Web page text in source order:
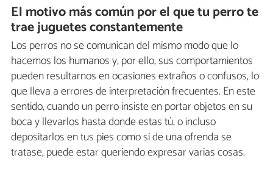
El motivo más común por el que tu perro te
trae juguetes constantemente
Los perros no se comunican del mismo modo que lo
hacemos los humanos y, por ello, sus comportamientos
pueden resultarnos en ocasiones extraños o confusos, lo
que lleva a errores de interpretación frecuentes. En este
sentido, cuando un perro insiste en portar objetos en su
boca y llevarlos hasta donde estas tú, o incluso
depositarlos en tus pies como si de una ofrenda se
tratase, puede estar queriendo expresar varias cosas.